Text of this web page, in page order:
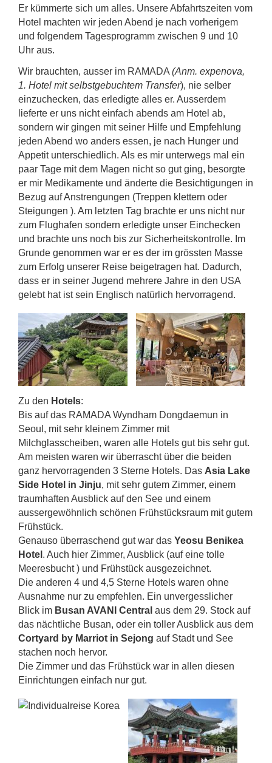
Er kümmerte sich um alles. Unsere Abfahrtszeiten vom
Hotel machten wir jeden Abend je nach vorherigem
und folgendem Tagesprogramm zwischen 9 und 10
Uhr aus.
Wir brauchten, ausser im RAMADA (Anm. expenova,
1. Hotel mit selbstgebuchtem Transfer), nie selber
einzuchecken, das erledigte alles er. Ausserdem
lieferte er uns nicht einfach abends am Hotel ab,
sondern wir gingen mit seiner Hilfe und Empfehlung
jeden Abend wo anders essen, je nach Hunger und
Appetit unterschiedlich. Als es mir unterwegs mal ein
paar Tage mit dem Magen nicht so gut ging, besorgte
er mir Medikamente und änderte die Besichtigungen in
Bezug auf Anstrengungen (Treppen klettern oder
Steigungen ). Am letzten Tag brachte er uns nicht nur
zum Flughafen sondern erledigte unser Einchecken
und brachte uns noch bis zur Sicherheitskontrolle. Im
Grunde genommen war er es der im grössten Masse
zum Erfolg unserer Reise beigetragen hat. Dadurch,
dass er in seiner Jugend mehrere Jahre in den USA
gelebt hat ist sein Englisch natürlich hervorragend.
Zu den Hotels:
Bis auf das RAMADA Wyndham Dongdaemun in
Seoul, mit sehr kleinem Zimmer mit
Milchglasscheiben, waren alle Hotels gut bis sehr gut.
Am meisten waren wir überrascht über die beiden
ganz hervorragenden 3 Sterne Hotels. Das Asia Lake
Side Hotel in Jinju, mit sehr gutem Zimmer, einem
traumhaften Ausblick auf den See und einem
aussergewöhnlich schönen Frühstücksraum mit gutem
Frühstück.
Genauso überraschend gut war das Yeosu Benikea
Hotel . Auch hier Zimmer, Ausblick (auf eine tolle
Meeresbucht ) und Frühstück ausgezeichnet.
Die anderen 4 und 4,5 Sterne Hotels waren ohne
Ausnahme nur zu empfehlen. Ein unvergesslicher
Blick im Busan AVANI Central aus dem 29. Stock auf
das nächtliche Busan, oder ein toller Ausblick aus dem
Cortyard by Marriot in Sejong auf Stadt und See
stachen noch hervor.
Die Zimmer und das Frühstück war in allen diesen
Einrichtungen einfach nur gut.